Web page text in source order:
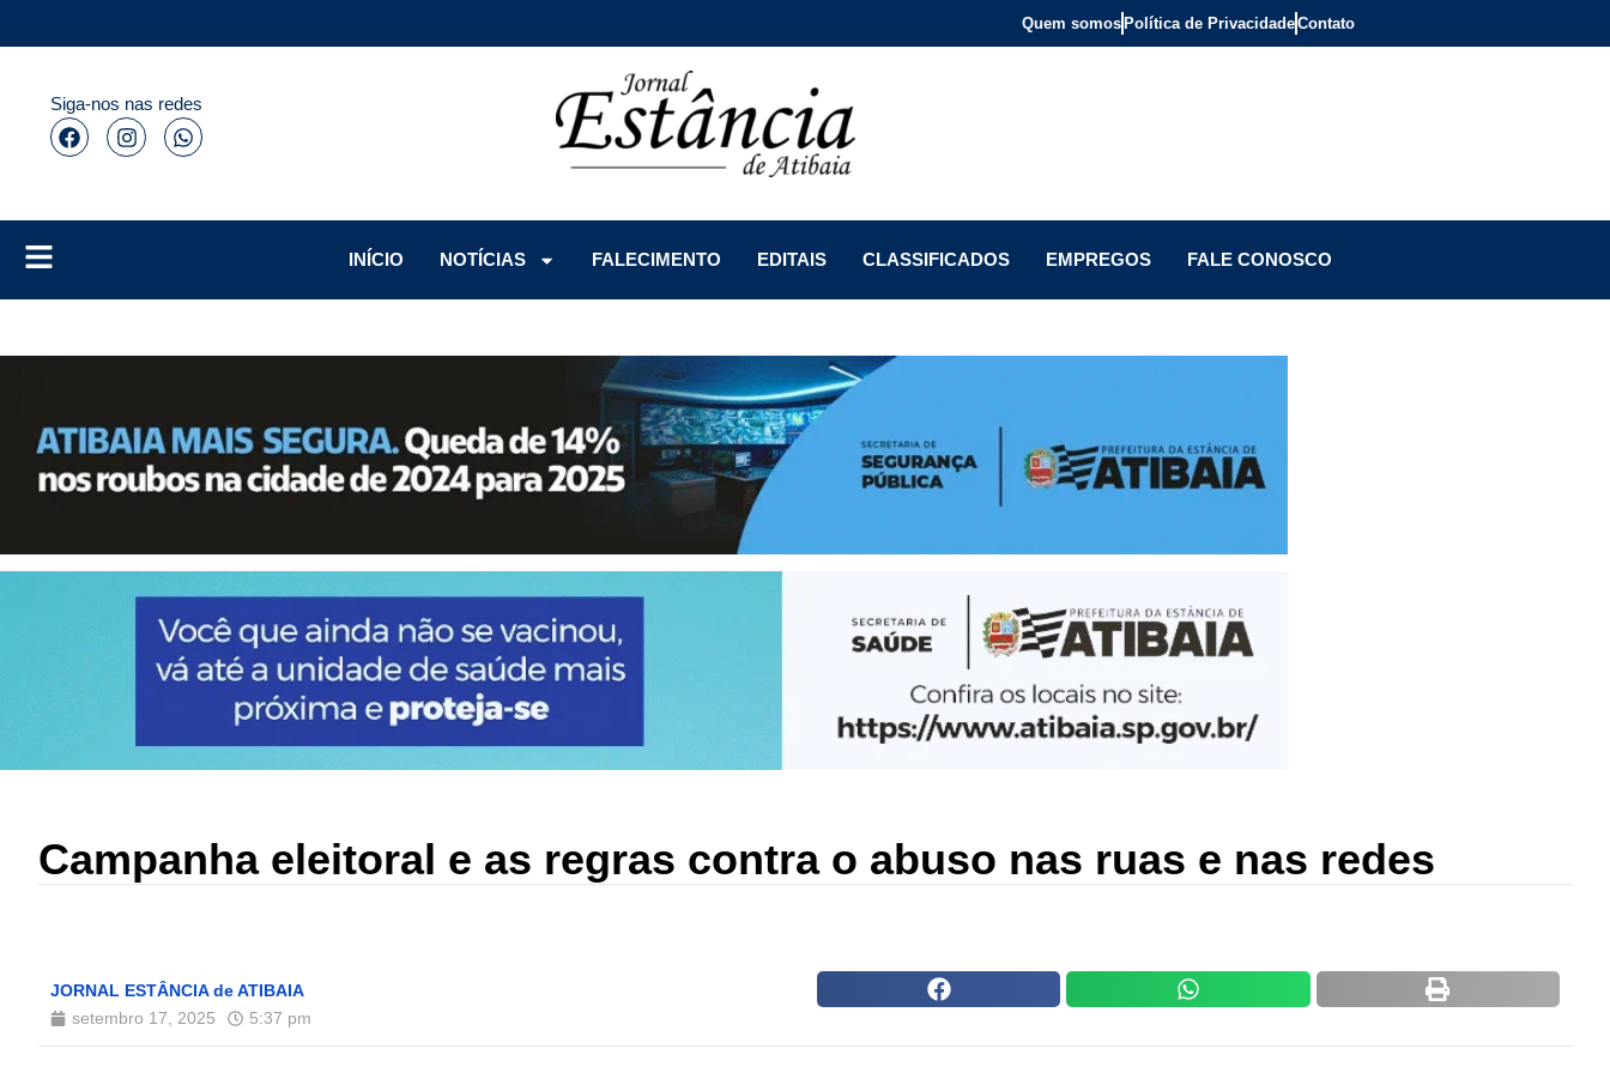
Quem somos Política de PrivacidadeContato
Siga-nos nas redes
INÍCIO
NOTÍCIAS FALECIMENTO EDITAIS CLASSIFICADOS EMPREGOS FALE CONOSCO
Campanha eleitoral e as regras contra o abuso nas ruas e nas redes
JORNAL ESTÂNCIA de ATIBAIA
setembro 17, 2025
5:37 pm